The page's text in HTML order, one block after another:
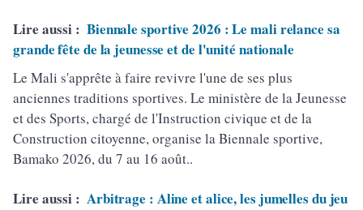
Lire aussi : Biennale sportive 2026 : Le mali relance sa
grande fête de la jeunesse et de l'unité nationale
Le Mali s'apprête à faire revivre l'une de ses plus
anciennes traditions sportives. Le ministère de la Jeunesse
et des Sports, chargé de l'Instruction civique et de la
Construction citoyenne, organise la Biennale sportive,
Bamako 2026, du 7 au 16 août..
Lire aussi : Arbitrage : Aline et alice, les jumelles du jeu